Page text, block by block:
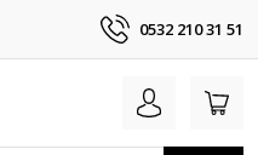
0532 210 31 51